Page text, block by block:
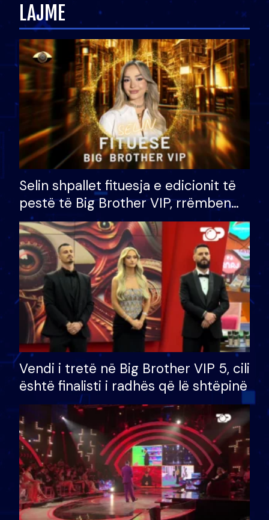
LAJME
Selin shpallet fituesja e edicionit të
pestë të Big Brother VIP, rrëmben
çmimin e madh prej 100 mijë eurosh
Vendi i tretë në Big Brother VIP 5, cili
është finalisti i radhës që lë shtëpinë